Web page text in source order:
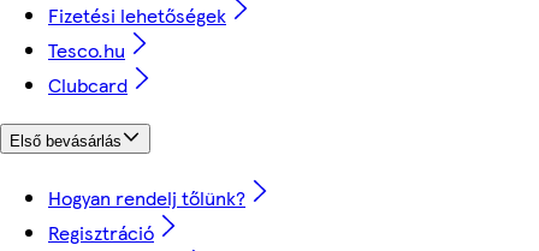
Fizetési lehetőségek
Tesco.hu
Clubcard
Első bevásárlás
Hogyan rendelj tőlünk?
Regisztráció